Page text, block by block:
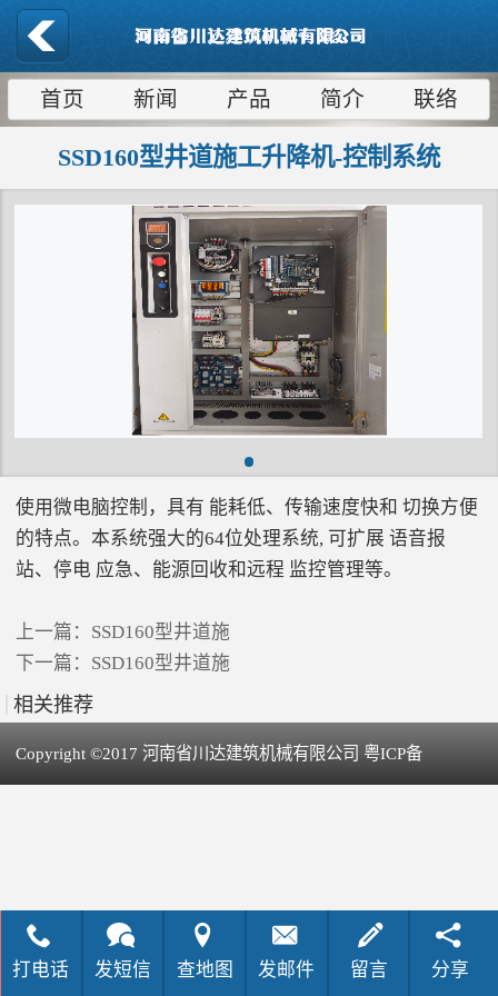
首页 新闻 产品 简介 联络
SSD160型井道施工升降机-控制系统
使用微电脑控制，具有 能耗低、传输速度快和 切换方便
的特点。本系统强大的64位处理系统, 可扩展 语音报
站、停电 应急、能源回收和远程 监控管理等。
上一篇： SSD160型井道施
下一篇： SSD160型井道施
相关推荐
Copyright ©2017 河南省川达建筑机械有限公司 粤ICP备
打电话 发短信 查地图 发邮件 留言 分享